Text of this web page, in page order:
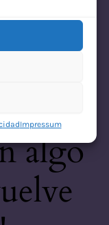
Impressum
algo